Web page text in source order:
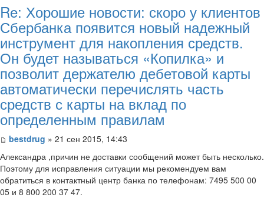
Re: Хорошие новости: скоро у клиентов
Сбербанка появится новый надежный
инструмент для накопления средств.
Он будет называться «Копилка» и
позволит держателю дебетовой карты
автоматически перечислять часть
средств с карты на вклад по
определенным правилам
bestdrug » 21 сен 2015, 14:43
Александра ,причин не доставки сообщений может быть несколько.
Поэтому для исправления ситуации мы рекомендуем вам
обратиться в контактный центр банка по телефонам: 7495 500 00
05 и 8 800 200 37 47.